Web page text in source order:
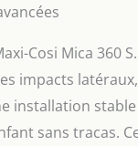
°C.
combine
protection
Cosi Mica 360
impacts
installation
sans tracas.